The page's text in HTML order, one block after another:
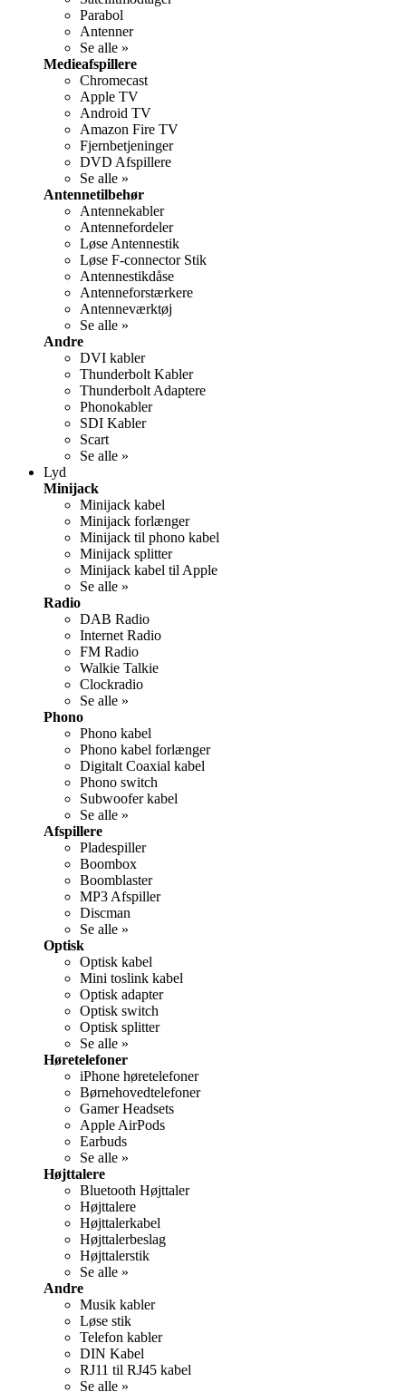
Parabol
Antenner
Se alle »
Medieafspillere
Chromecast
Apple TV
Android TV
Amazon Fire TV
Fjernbetjeninger
DVD Afspillere
Se alle »
Antennetilbehør
Antennekabler
Antennefordeler
Løse Antennestik
Løse F-connector Stik
Antennestikdåse
Antenneforstærkere
Antenneværktøj
Se alle »
Andre
DVI kabler
Thunderbolt Kabler
Thunderbolt Adaptere
Phonokabler
SDI Kabler
Scart
Se alle »
Lyd
Minijack
Minijack kabel
Minijack forlænger
Minijack til phono kabel
Minijack splitter
Minijack kabel til Apple
Se alle »
Radio
DAB Radio
Internet Radio
FM Radio
Walkie Talkie
Clockradio
Se alle »
Phono
Phono kabel
Phono kabel forlænger
Digitalt Coaxial kabel
Phono switch
Subwoofer kabel
Se alle »
Afspillere
Pladespiller
Boombox
Boomblaster
MP3 Afspiller
Discman
Se alle »
Optisk
Optisk kabel
Mini toslink kabel
Optisk adapter
Optisk switch
Optisk splitter
Se alle »
Høretelefoner
iPhone høretelefoner
Børnehovedtelefoner
Gamer Headsets
Apple AirPods
Earbuds
Se alle »
Højttalere
Bluetooth Højttaler
Højttalere
Højttalerkabel
Højttalerbeslag
Højttalerstik
Se alle »
Andre
Musik kabler
Løse stik
Telefon kabler
DIN Kabel
RJ11 til RJ45 kabel
Se alle »